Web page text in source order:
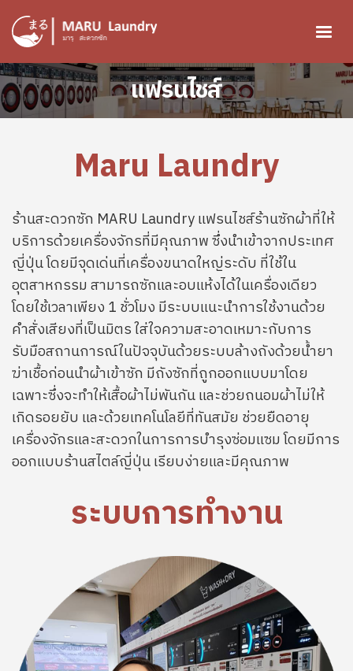
ข้ามไปยังเนื้อหาหลัก
Image แฟรนไชส์
Maru Laundry
ร้านสะดวกซัก MARU Laundry แฟรนไชส์ร้านซักผ้าที่ให้
บริการด้วยเครื่องจักรที่มีคุณภาพ ซึ่งนำเข้าจากประเทศ
ญี่ปุ่น โดยมีจุดเด่นที่เครื่องขนาดใหญ่ระดับ ที่ใช้ใน
อุตสาหกรรม สามารถซักและอบแห้งได้ในเครื่องเดียว
โดยใช้เวลาเพียง 1 ชั่วโมง มีระบบแนะนำการใช้งานด้วย
คำสั่งเสียงที่เป็นมิตร ใส่ใจความสะอาดเหมาะกับการ
รับมือสถานการณ์ในปัจจุบันด้วยระบบล้างถังด้วยน้ำยา
ฆ่าเชื้อก่อนนำผ้าเข้าซัก มีถังซักที่ถูกออกแบบมาโดย
เฉพาะซึ่งจะทำให้เสื้อผ้าไม่พันกัน และช่วยถนอมผ้าไม่ให้
เกิดรอยยับ และด้วยเทคโนโลยีที่ทันสมัย ช่วยยืดอายุ
เครื่องจักรและสะดวกในการการบำรุงซ่อมแซม โดยมีการ
ออกแบบร้านสไตล์ญี่ปุ่น เรียบง่ายและมีคุณภาพ
ระบบการทำงาน